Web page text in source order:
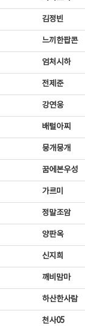
김정빈
느끼한팝콘
엄처시하
전제준
강연웅
배털아찌
뭉개뭉개
꿈에본우성
가르미
정말조암
양판옥
신지희
깨비맘마
하산한사람
천사05